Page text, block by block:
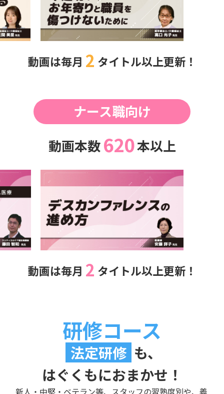
動画は毎月 2 タイトル以上更新！
ナース職向け
動画本数 620本以上
動画は毎月 2 タイトル以上更新！
研修コース
法定研修 も、
はぐくもにおまかせ！
新人・中堅・ベテラン等、スタッフの習熟度別や、義